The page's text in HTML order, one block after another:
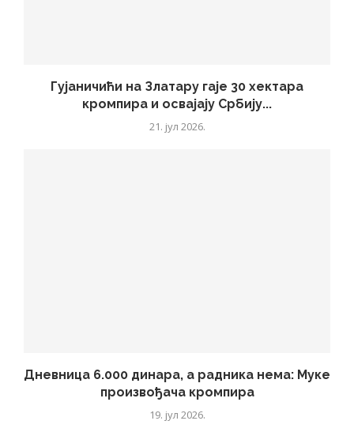
Гујаничићи на Златару гаје 30 хектара
кромпира и освајају Србију...
21. јул 2026.
Дневница 6.000 динара, а радника нема: Муке
произвођача кромпира
19. јул 2026.